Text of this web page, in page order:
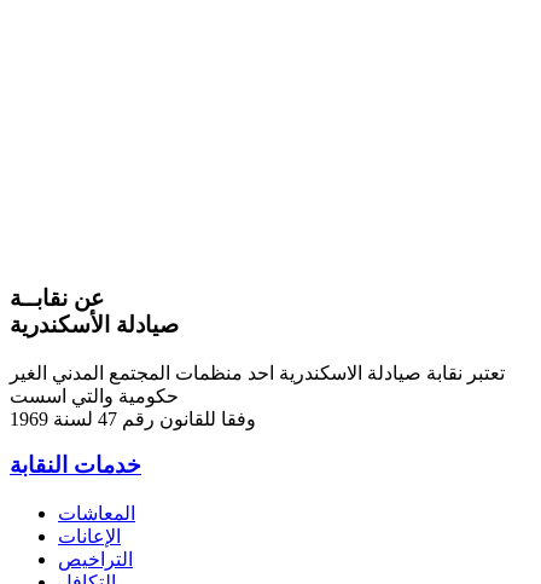
عن نقابــة
صيادلة الأسكندرية
تعتبر نقابة صيادلة الاسكندرية احد منظمات المجتمع المدني الغير
حكومية والتي اسست
وفقا للقانون رقم 47 لسنة 1969
خدمات النقابة
المعاشات
الإعانات
التراخيص